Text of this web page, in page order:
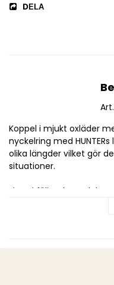
DELA
Koppel i mjukt oxläder
nyckelring med
olika längder vilket gör
situationer.
Finns i följande storlekar:
15/200: bredd 15 mm,